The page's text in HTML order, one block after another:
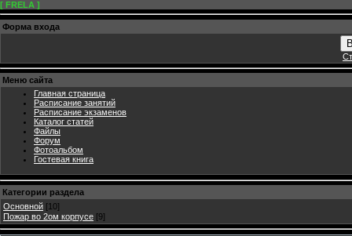
[ FRELA ]
Форма входа
Меню сайта
Главная страница
Расписание занятий
Расписание экзаменов
Каталог статей
Файлы
Форум
Фотоальбом
Гостевая книга
Категории раздела
Основной [10]
Пожар во 2ом корпусе [9]